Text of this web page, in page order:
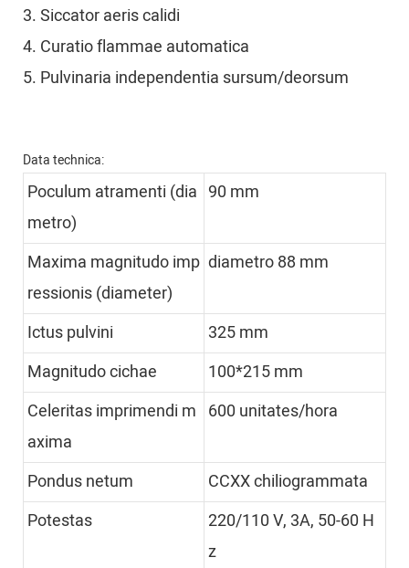
3. Siccator aeris calidi
4. Curatio flammae automatica
5. Pulvinaria independentia sursum/deorsum
Data technica:
Poculum atramenti (dia
metro)
90 mm
Maxima magnitudo imp
ressionis (diameter)
diametro 88 mm
Ictus pulvini
325 mm
Magnitudo cichae
100*215 mm
Celeritas imprimendi m
axima
600 unitates/hora
Pondus netum
CCXX chiliogrammata
Potestas
220/110 V, 3A, 50-60 H
z